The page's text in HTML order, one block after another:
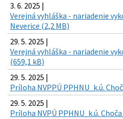
3. 6. 2025 |
Verejná vyhláška - nariadenie
Neverice (2,2 MB)
29. 5. 2025 |
Verejná vyhláška - nariadenie
(659,1 kB)
29. 5. 2025 |
Príloha NVPPÚ PPHNU_k.ú.
29. 5. 2025 |
Príloha NVPÚ PPHNU_k.ú.